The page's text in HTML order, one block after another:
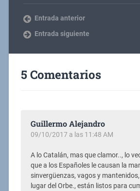
Entrada anterior
Entrada siguiente
5 Comentarios
Guillermo Alejandro
09/10/2017 a las 11:48 AM
A lo Catalán, mas que clamor.., lo
que a los Españoles le causan la
sinvergüenzas, vagos y
lugar del Orbe., están listos para